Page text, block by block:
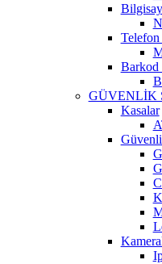
Barkod
GÜVENLİK
Kasalar